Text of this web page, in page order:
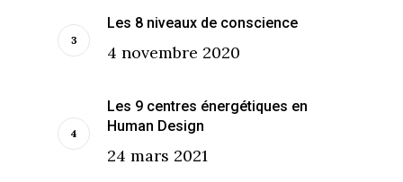
Les 8 niveaux de conscience
4 novembre 2020
Les 9 centres énergétiques en
Human Design
24 mars 2021